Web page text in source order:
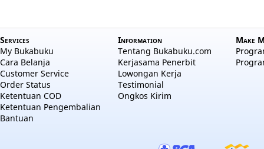
Services
My Bukabuku
Cara Belanja
Customer Service
Order Status
Ketentuan COD
Ketentuan Pengembalian
Bantuan
Information
Tentang Bukabuku.com
Kerjasama Penerbit
Lowongan Kerja
Testimonial
Ongkos Kirim
Make